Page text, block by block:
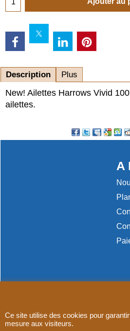
Description Plus
New! Ailettes Harrows Vivid
ailettes.
A
eCommerce
Ce site utilise des cookies pour
mesure aux visiteurs.